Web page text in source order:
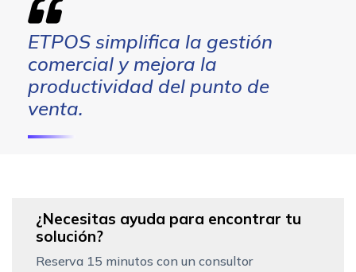
ETPOS simplifica la gestión
comercial y mejora la
productividad del punto de
venta.
¿Necesitas ayuda para encontrar tu
solución?
Reserva 15 minutos con un consultor